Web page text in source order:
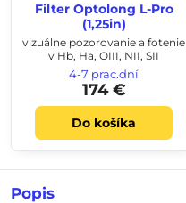
Popis
Filter Optolong L-Pro
(1,25in)
vizuálne pozorovanie a fotenie
v Hb, Ha, OIII, NII, SII
4-7 prac.dní
174 €
Do košíka